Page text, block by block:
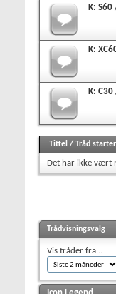
K:
K:
K:
Tittel / Tråd starter
Det har ikke vært
Trådvisningsvalg
Vis tråder fra...